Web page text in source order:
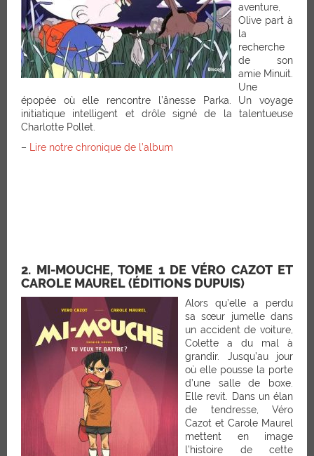
aventure,
Olive part à
la
recherche
de son
amie Minuit.
Une
épopée où elle rencontre l’ânesse Parka. Un voyage
initiatique intelligent et drôle signé de la talentueuse
Charlotte Pollet.
– Lire notre chronique de l’album
2. MI-MOUCHE, TOME 1 DE VÉRO CAZOT ET
CAROLE MAUREL (ÉDITIONS DUPUIS)
Alors qu’elle a perdu
sa sœur jumelle dans
un accident de voiture,
Colette a du mal à
grandir. Jusqu’au jour
où elle pousse la porte
d’une salle de boxe.
Elle revit. Dans un élan
de tendresse, Véro
Cazot et Carole Maurel
mettent en image
l’histoire de cette